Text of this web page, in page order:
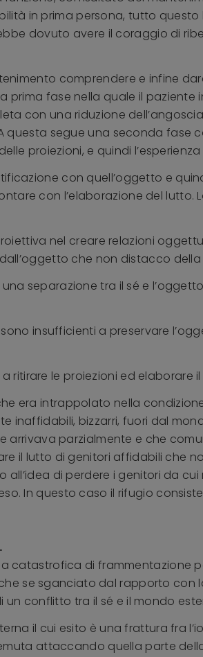
in prima persona, tutto
dovuto avere il coraggio di
comprendere e infine
prima fase nella quale il paziente
con una riduzione
questa segue una seconda fase
proiezioni, e quindi
con quell’oggetto e
con l’elaborazione del lutto.
nel creare relazioni
che non distacco della
separazione tra il sé e
insufficienti a preservare
ritirare le proiezioni ed elaborare
era intrappolato nella
bizzarri, fuori dal
arrivava parzialmente e che
il lutto di genitori affidabili che
di perdere i genitori da cui
In questo caso il rifugio
catastrofica di frammentazione
se sganciato dal rapporto con
conflitto tra il sé e il mondo
il cui esito è una frattura fra
attaccando quella parte